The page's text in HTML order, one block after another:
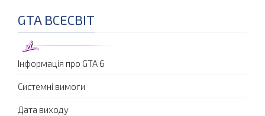
GTA ВСЕСВІТ
Інформація про GTA 6
Системні вимоги
Дата виходу